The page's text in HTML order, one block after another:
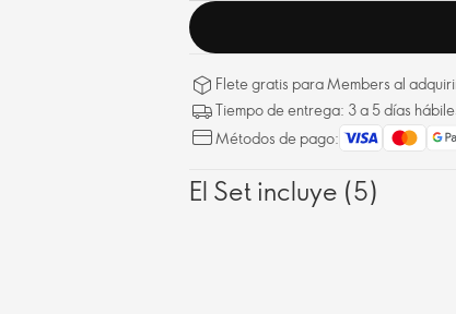
Flete gratis para Members al
Tiempo de entrega: 3 a 5 días
Métodos de pago:
El Set incluye (5)